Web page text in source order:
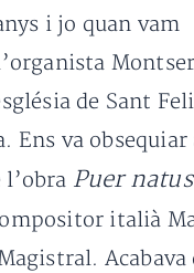
i jo quan vam
de Sant
Ens va
Puer
italià
Acabava